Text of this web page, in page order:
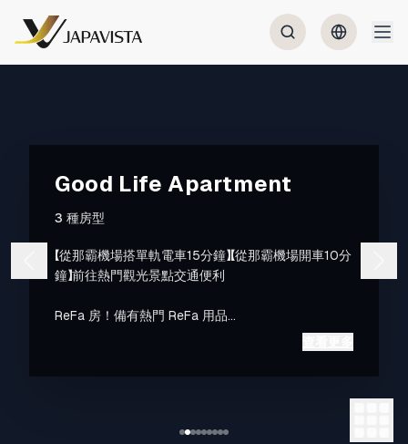
Good Life Apartment
3 種房型
【從那霸機場搭單軌電車15分鐘】【從那霸機場開車10分
鐘】前往熱門觀光景點交通便利
ReFa 房！備有熱門 ReFa 用品
・ReFa 產品（洗髮精、護髮素、沐浴乳、花灑、吹
◆ 旭橋、那霸巴士總站 步行8分鐘